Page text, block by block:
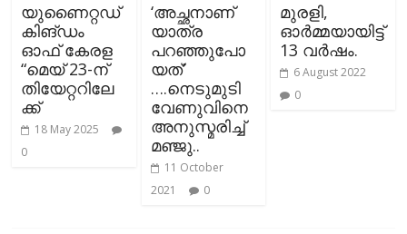
യുണൈറ്റഡ്
കിങ്ഡം
ഓഫ് കേരള
“മെയ് 23-ന്
തിയേറ്ററിലേ
ക്ക്
18 May 2025
0
‘അച്ഛനാണ്
യാത്ര
പറഞ്ഞുപോ
യത്’
….നെടുമുടി
വേണുവിനെ
അനുസ്മരിച്ച്
മഞ്ജു..
11 October
2021
0
മുരളി,
ഓര്‍മ്മയായിട്ട്
13 വര്‍ഷം.
6 August 2022
0